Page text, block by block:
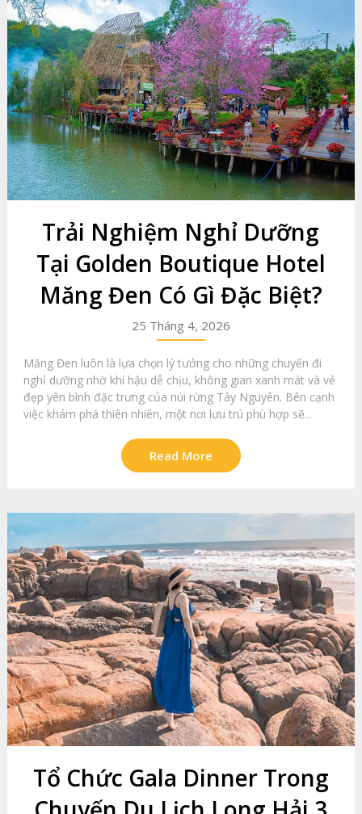
Trải Nghiệm Nghỉ Dưỡng
Tại Golden Boutique Hotel
Măng Đen Có Gì Đặc Biệt?
25 Tháng 4, 2026
Măng Đen luôn là lựa chọn lý tưởng cho những chuyến đi
nghỉ dưỡng nhờ khí hậu dễ chịu, không gian xanh mát và vẻ
đẹp yên bình đặc trưng của núi rừng Tây Nguyên. Bên cạnh
việc khám phá thiên nhiên, một nơi lưu trú phù hợp sẽ...
Read More
Tổ Chức Gala Dinner Trong